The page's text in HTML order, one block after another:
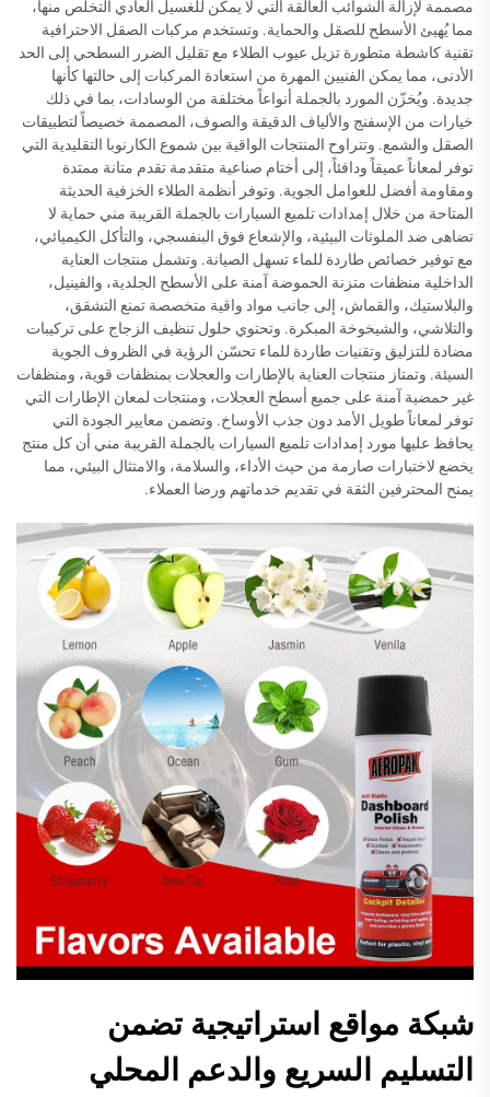
مصممة لإزالة الشوائب العالقة التي لا يمكن للغسيل العادي التخلص منها،
مما يُهيئ الأسطح للصقل والحماية. وتستخدم مركبات الصقل الاحترافية
تقنية كاشطة متطورة تزيل عيوب الطلاء مع تقليل الضرر السطحي إلى الحد
الأدنى، مما يمكن الفنيين المهرة من استعادة المركبات إلى حالتها كأنها
جديدة. ويُخزّن المورد بالجملة أنواعاً مختلفة من الوسادات، بما في ذلك
خيارات من الإسفنج والألياف الدقيقة والصوف، المصممة خصيصاً لتطبيقات
الصقل والشمع. وتتراوح المنتجات الواقية بين شموع الكارنوبا التقليدية التي
توفر لمعاناً عميقاً ودافئاً، إلى أختام صناعية متقدمة تقدم متانة ممتدة
ومقاومة أفضل للعوامل الجوية. وتوفر أنظمة الطلاء الخزفية الحديثة
المتاحة من خلال إمدادات تلميع السيارات بالجملة القريبة مني حماية لا
تضاهى ضد الملوثات البيئية، والإشعاع فوق البنفسجي، والتأكل الكيميائي،
مع توفير خصائص طاردة للماء تسهل الصيانة. وتشمل منتجات العناية
الداخلية منظفات متزنة الحموضة آمنة على الأسطح الجلدية، والفينيل،
والبلاستيك، والقماش، إلى جانب مواد واقية متخصصة تمنع التشقق،
والتلاشي، والشيخوخة المبكرة. وتحتوي حلول تنظيف الزجاج على تركيبات
مضادة للتزليق وتقنيات طاردة للماء تحسّن الرؤية في الظروف الجوية
السيئة. وتمتاز منتجات العناية بالإطارات والعجلات بمنظفات قوية، ومنظفات
غير حمضية آمنة على جميع أسطح العجلات، ومنتجات لمعان الإطارات التي
توفر لمعاناً طويل الأمد دون جذب الأوساخ. وتضمن معايير الجودة التي
يحافظ عليها مورد إمدادات تلميع السيارات بالجملة القريبة مني أن كل منتج
يخضع لاختبارات صارمة من حيث الأداء، والسلامة، والامتثال البيئي، مما
يمنح المحترفين الثقة في تقديم خدماتهم ورضا العملاء.
شبكة مواقع استراتيجية تضمن
التسليم السريع والدعم المحلي